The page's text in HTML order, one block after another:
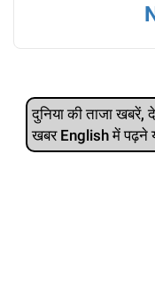
दुनिया की ताजा खबरें,
खबर English में